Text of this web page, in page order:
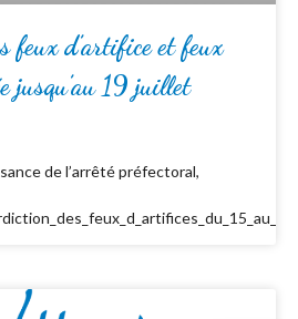
feux d’artifice et feux
jusqu’au 19 juillet
de l’arrêté préfectoral,